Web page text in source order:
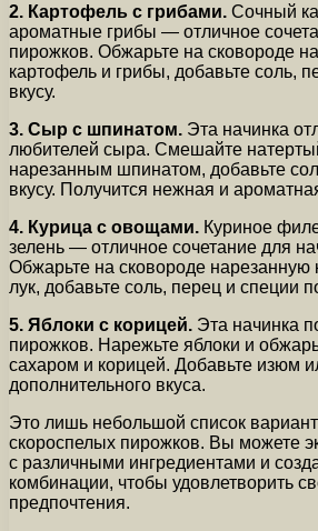
2. Картофель с грибами. Сочный
ароматные грибы — отличное
пирожков. Обжарьте на сковороде
картофель и грибы, добавьте соль,
вкусу.
3. Сыр с шпинатом. Эта начинка
любителей сыра. Смешайте
нарезанным шпинатом, добавьте
вкусу. Получится нежная и
4. Курица с овощами. Куриное
зелень — отличное сочетание для
Обжарьте на сковороде нарезанную
лук, добавьте соль, перец и специи
5. Яблоки с корицей. Эта начинка
пирожков. Нарежьте яблоки и
сахаром и корицей. Добавьте изюм
дополнительного вкуса.
Это лишь небольшой список
скороспелых пирожков. Вы можете
с различными ингредиентами и
комбинации, чтобы удовлетворить
предпочтения.